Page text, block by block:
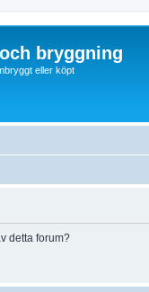
bryggning
eller köpt
detta forum?